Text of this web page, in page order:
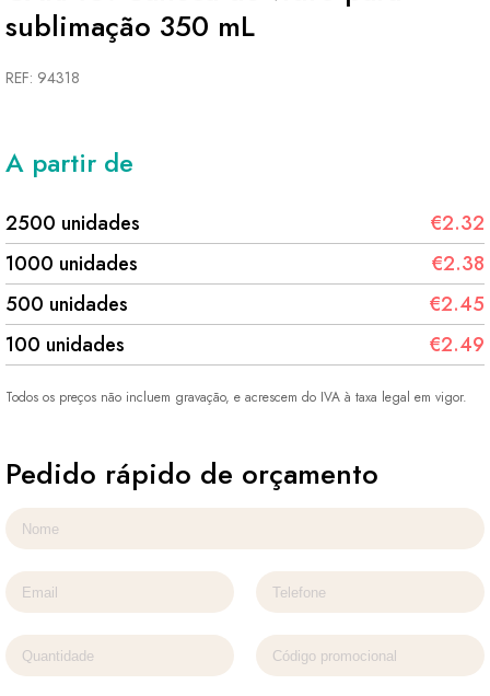
sublimação 350 mL
REF: 94318
A partir de
2500 unidades
€2.32
1000 unidades
€2.38
500 unidades
€2.45
100 unidades
€2.49
Todos os preços não incluem gravação, e acrescem do IVA à taxa legal em vigor.
Pedido rápido de orçamento